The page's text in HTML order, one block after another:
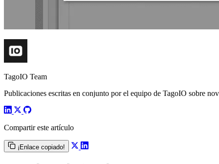
TagoIO Team
Publicaciones escritas en conjunto por el equipo de TagoIO sobre
Compartir este artículo
¡Enlace copiado!